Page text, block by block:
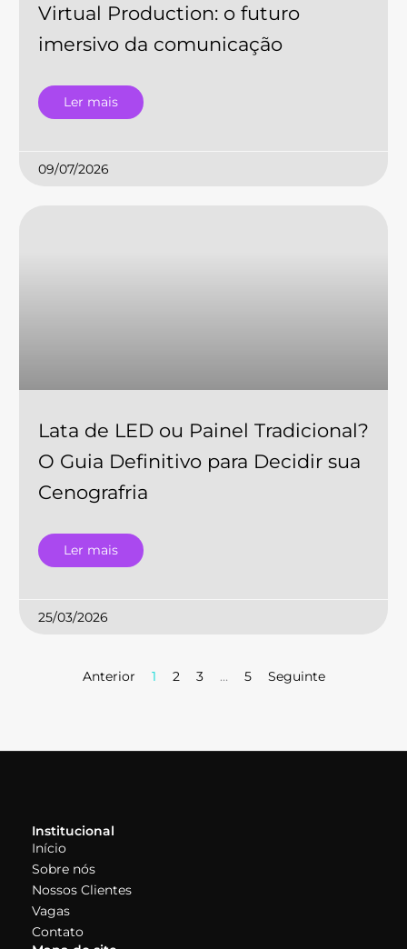
Virtual Production: o futuro
imersivo da comunicação
Ler mais
09/07/2026
Lata de LED ou Painel Tradicional?
O Guia Definitivo para Decidir sua
Cenografria
Ler mais
25/03/2026
Anterior 1 2 3 … 5 Seguinte
Institucional
Início
Sobre nós
Nossos Clientes
Vagas
Contato